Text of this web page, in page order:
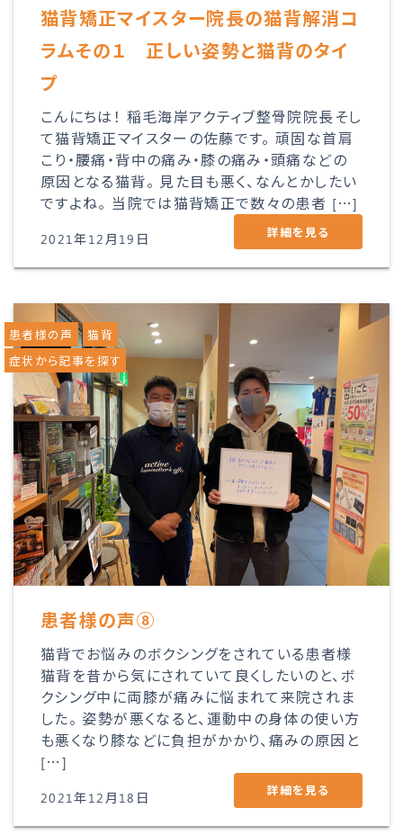
猫背矯正マイスター院長の猫背解消コ
ラムその１ 正しい姿勢と猫背のタイ
プ
こんにちは！ 稲毛海岸アクティブ整骨院院長そし
て猫背矯正マイスターの佐藤です。 頑固な首肩
こり・腰痛・背中の痛み・膝の痛み・頭痛などの
原因となる猫背。 見た目も悪く、なんとかしたい
ですよね。 当院では猫背矯正で数々の患者 […]
2021年12月19日 詳細を見る
患者様の声⑧
猫背でお悩みのボクシングをされている患者様
猫背を昔から気にされていて良くしたいのと、ボ
クシング中に両膝が痛みに悩まれて来院されま
した。 姿勢が悪くなると、運動中の身体の使い方
も悪くなり膝などに負担がかかり、痛みの原因と
[…]
2021年12月18日 詳細を見る
患者様の声
猫背
症状から記事を探す